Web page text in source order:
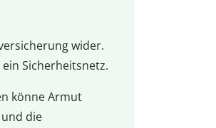
wider.
Sicherheitsnetz.
könne Armut
die